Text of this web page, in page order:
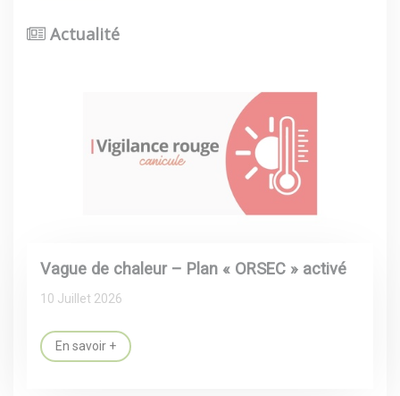
Actualité
Vague de chaleur – Plan « ORSEC » activé
10 Juillet 2026
En savoir +